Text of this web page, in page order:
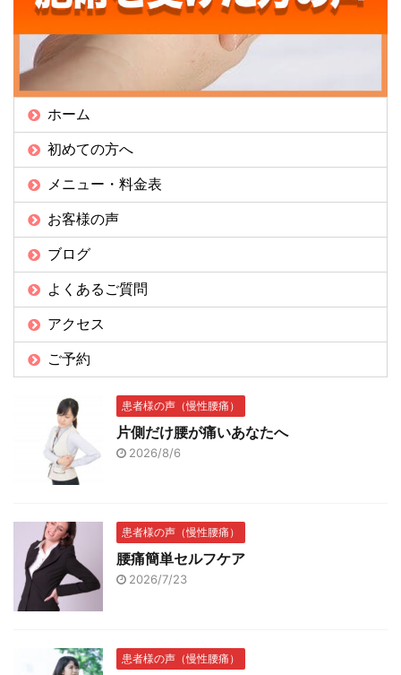
ホーム
初めての方へ
メニュー・料金表
お客様の声
ブログ
よくあるご質問
アクセス
ご予約
患者様の声（慢性腰痛）
片側だけ腰が痛いあなたへ
2026/8/6
患者様の声（慢性腰痛）
腰痛簡単セルフケア
2026/7/23
患者様の声（慢性腰痛）